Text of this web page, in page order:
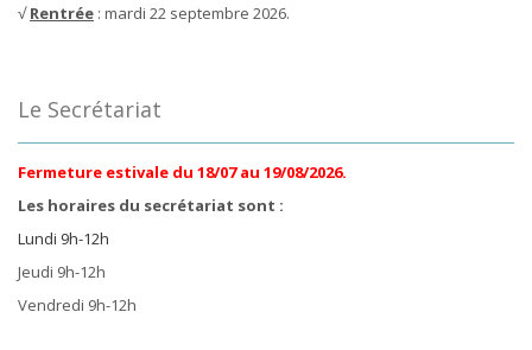
√Rentrée : mardi 22 septembre 2026.
Le Secrétariat
Fermeture estivale du 18/07 au 19/08/2026.
Les horaires du secrétariat sont :
Lundi 9h-12h
Jeudi 9h-12h
Vendredi 9h-12h